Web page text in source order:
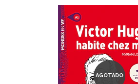
AGOTADO